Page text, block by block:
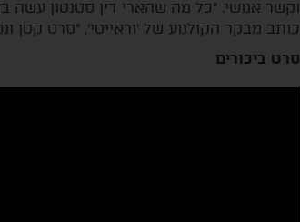
וקשר אנושי. "כל מה שהארי דין סטנטון עשה
כותב מבקר הקולנוע של 'וראייטי', "סרט קטן
סרט ביכורים